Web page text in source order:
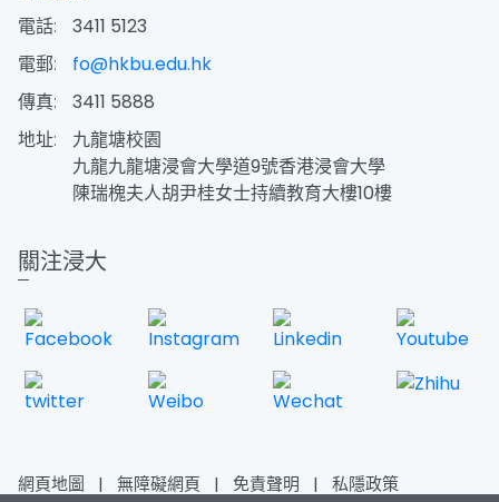
電話:
3411 5123
電郵:
fo@hkbu.edu.hk
傳真:
3411 5888
地址:
九龍塘校園
九龍九龍塘浸會大學道9號香港浸會大學
陳瑞槐夫人胡尹桂女士持續教育大樓10樓
關注浸大
網頁地圖 | 無障礙網頁 | 免責聲明 | 私隱政策